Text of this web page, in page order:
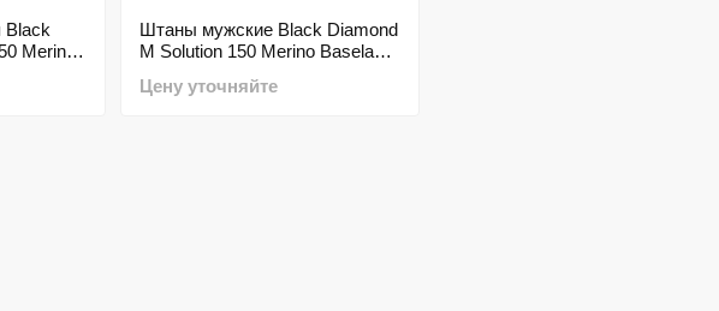
Black
Merino
Штаны мужские Black Diamond
M Solution 150 Merino Baselayer
760000.0002-L)
Цену уточняйте